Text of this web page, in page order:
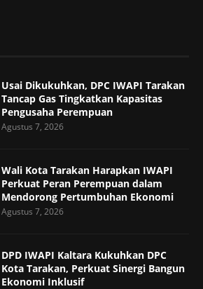
Usai Dikukuhkan, DPC IWAPI Tarakan
Tancap Gas Tingkatkan Kapasitas
Pengusaha Perempuan
Agustus 7, 2026
Wali Kota Tarakan Harapkan IWAPI
Perkuat Peran Perempuan dalam
Mendorong Pertumbuhan Ekonomi
Agustus 7, 2026
DPD IWAPI Kaltara Kukuhkan DPC
Kota Tarakan, Perkuat Sinergi Bangun
Ekonomi Inklusif